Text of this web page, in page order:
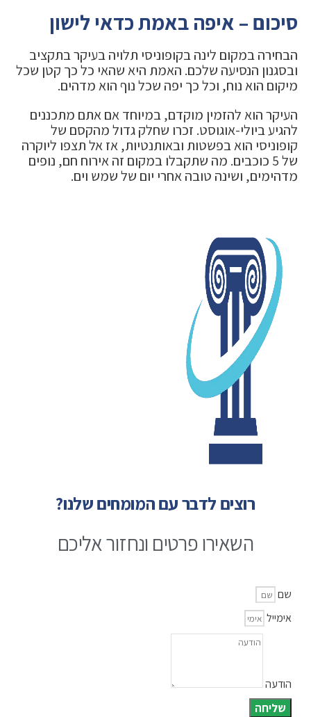
סיכום – איפה באמת כדאי לישון
הבחירה במקום לינה בקופוניסי תלויה בעיקר בתקציב
ובסגנון הנסיעה שלכם. האמת היא שהאי כל כך קטן שכל
מיקום הוא נוח, וכל כך יפה שכל נוף הוא מדהים.
העיקר הוא להזמין מוקדם, במיוחד אם אתם מתכננים
להגיע ביולי-אוגוסט. זכרו שחלק גדול מהקסם של
קופוניסי הוא בפשטות ובאותנטיות, אז אל תצפו ליוקרה
של 5 כוכבים. מה שתקבלו במקום זה אירוח חם, נופים
מדהימים, ושינה טובה אחרי יום של שמש וים.
רוצים לדבר עם המומחים שלנו?
השאירו פרטים ונחזור אליכם
שם
אימייל
הודעה
שליחה